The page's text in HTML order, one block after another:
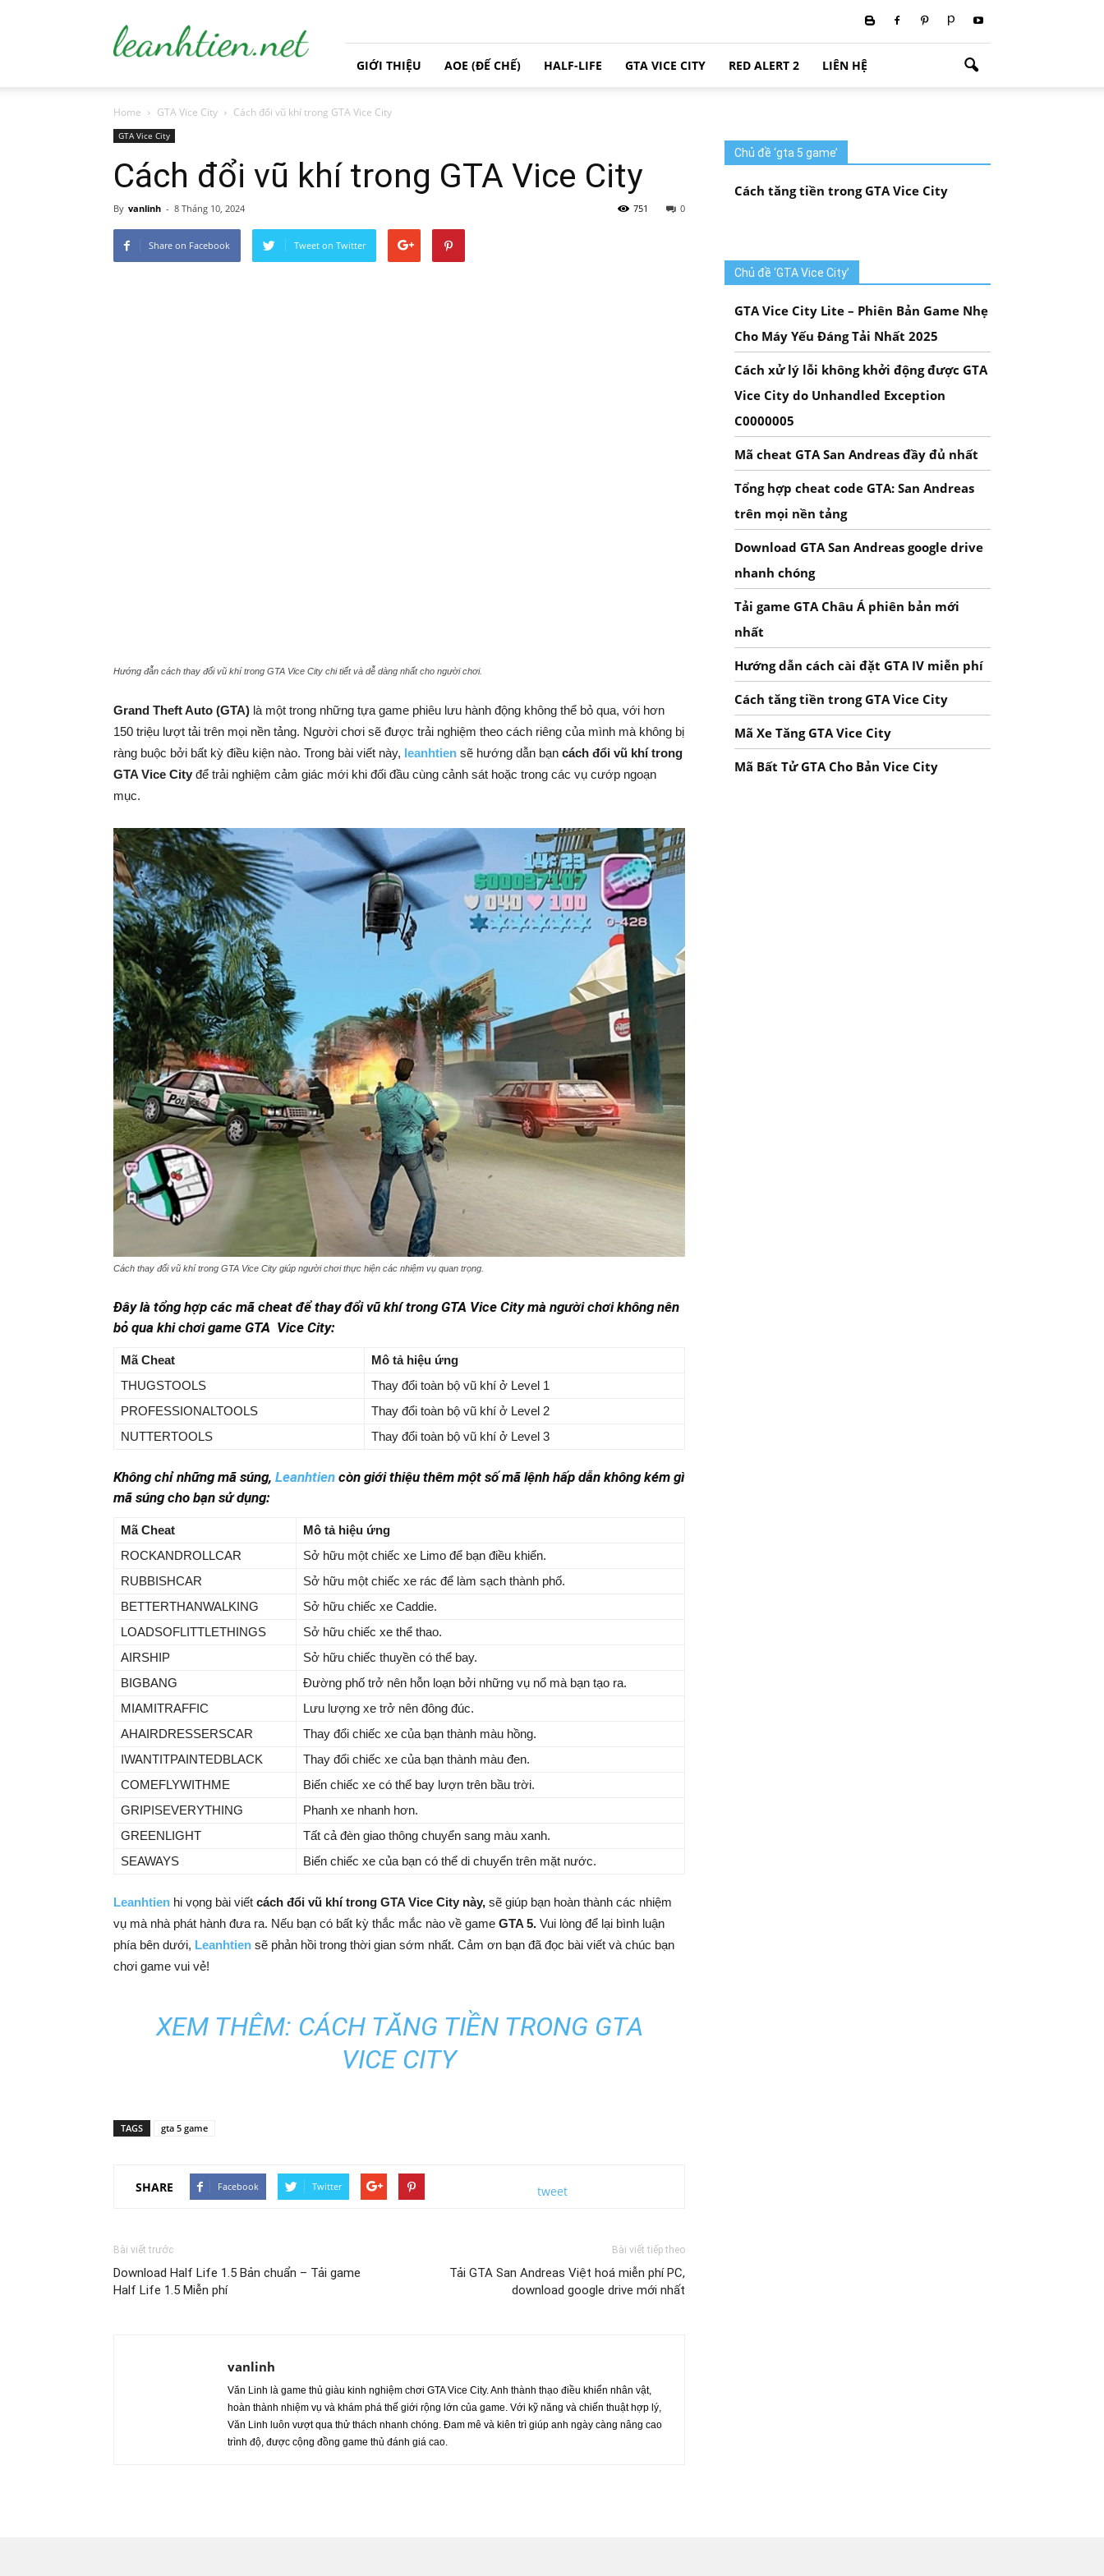
GIỚI THIỆU AOE (ĐẾ CHẾ) HALF-LIFE GTA VICE CITY RED ALERT 2 LIÊN HỆ
Home GTA Vice City Cách đổi vũ khí trong GTA Vice City
GTA Vice City
Cách đổi vũ khí trong GTA Vice City
By vanlinh - 8 Tháng 10, 2024 0
751
Share on Facebook Tweet on Twitter
Hướng đẫn cách thay đổi vũ khí trong GTA Vice City chi tiết và dễ dàng nhất cho người chơi.
Grand Theft Auto (GTA) là một trong những tựa game phiêu lưu hành động không thể bỏ qua, với hơn
150 triệu lượt tải trên mọi nền tảng. Người chơi sẽ được trải nghiệm theo cách riêng của mình mà không bị
ràng buộc bởi bất kỳ điều kiện nào. Trong bài viết này, leanhtien sẽ hướng dẫn bạn cách đổi vũ khí trong
GTA Vice City để trải nghiệm cảm giác mới khi đối đầu cùng cảnh sát hoặc trong các vụ cướp ngoạn
mục.
Cách thay đổi vũ khí trong GTA Vice City giúp người chơi thực hiện các nhiệm vụ quan trọng.
Đây là tổng hợp các mã cheat để thay đổi vũ khí trong GTA Vice City mà người chơi không nên
bỏ qua khi chơi game GTA Vice City:
Mã Cheat
Mô tả hiệu ứng
THUGSTOOLS
Thay đổi toàn bộ vũ khí ở Level 1
PROFESSIONALTOOLS
Thay đổi toàn bộ vũ khí ở Level 2
NUTTERTOOLS
Thay đổi toàn bộ vũ khí ở Level 3
Không chỉ những mã súng, Leanhtien còn giới thiệu thêm một số mã lệnh hấp dẫn không kém gì
mã súng cho bạn sử dụng:
Mã Cheat
Mô tả hiệu ứng
ROCKANDROLLCAR
Sở hữu một chiếc xe Limo để bạn điều khiển.
RUBBISHCAR
Sở hữu một chiếc xe rác để làm sạch thành phố.
BETTERTHANWALKING
Sở hữu chiếc xe Caddie.
LOADSOFLITTLETHINGS
Sở hữu chiếc xe thể thao.
AIRSHIP
Sở hữu chiếc thuyền có thể bay.
BIGBANG
Đường phố trở nên hỗn loạn bởi những vụ nổ mà bạn tạo ra.
MIAMITRAFFIC
Lưu lượng xe trở nên đông đúc.
AHAIRDRESSERSCAR
Thay đổi chiếc xe của bạn thành màu hồng.
IWANTITPAINTEDBLACK
Thay đổi chiếc xe của bạn thành màu đen.
COMEFLYWITHME
Biến chiếc xe có thể bay lượn trên bầu trời.
GRIPISEVERYTHING
Phanh xe nhanh hơn.
GREENLIGHT
Tất cả đèn giao thông chuyển sang màu xanh.
SEAWAYS
Biến chiếc xe của bạn có thể di chuyển trên mặt nước.
Leanhtien hi vọng bài viết cách đổi vũ khí trong GTA Vice City này, sẽ giúp bạn hoàn thành các nhiệm
vụ mà nhà phát hành đưa ra. Nếu bạn có bất kỳ thắc mắc nào về game GTA 5. Vui lòng để lại bình luận
phía bên dưới, Leanhtien sẽ phản hồi trong thời gian sớm nhất. Cảm ơn bạn đã đọc bài viết và chúc bạn
chơi game vui vẻ!
XEM THÊM: CÁCH TĂNG TIỀN TRONG GTA
VICE CITY
TAGS gta 5 game
SHARE Facebook Twitter tweet
Bài viết trước
Download Half Life 1.5 Bản chuẩn – Tải game
Half Life 1.5 Miễn phí
Bài viết tiếp theo
Tải GTA San Andreas Việt hoá miễn phí PC,
download google drive mới nhất
vanlinh
Văn Linh là game thủ giàu kinh nghiệm chơi GTA Vice City. Anh thành thạo điều khiển nhân vật,
hoàn thành nhiệm vụ và khám phá thế giới rộng lớn của game. Với kỹ năng và chiến thuật hợp lý,
Văn Linh luôn vượt qua thử thách nhanh chóng. Đam mê và kiên trì giúp anh ngày càng nâng cao
trình độ, được cộng đồng game thủ đánh giá cao.
Chủ đề ‘gta 5 game’
Cách tăng tiền trong GTA Vice City
Chủ đề ‘GTA Vice City’
GTA Vice City Lite – Phiên Bản Game Nhẹ
Cho Máy Yếu Đáng Tải Nhất 2025
Cách xử lý lỗi không khởi động được GTA
Vice City do Unhandled Exception
C0000005
Mã cheat GTA San Andreas đầy đủ nhất
Tổng hợp cheat code GTA: San Andreas
trên mọi nền tảng
Download GTA San Andreas google drive
nhanh chóng
Tải game GTA Châu Á phiên bản mới
nhất
Hướng dẫn cách cài đặt GTA IV miễn phí
Cách tăng tiền trong GTA Vice City
Mã Xe Tăng GTA Vice City
Mã Bất Tử GTA Cho Bản Vice City